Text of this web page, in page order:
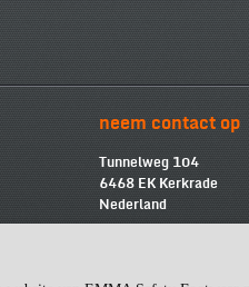
neem contact op
Tunnelweg 104
6468 EK Kerkrade
Nederland